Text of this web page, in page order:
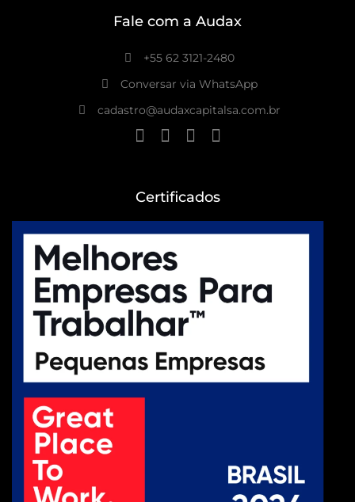
Fale com a Audax
+55 62 3121-2480
Conversar via WhatsApp
cadastro@audaxcapitalsa.com.br
Certificados